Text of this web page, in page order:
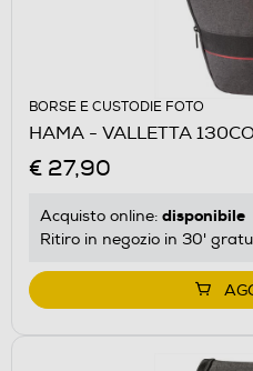
BORSE E CUSTODIE FOTO
HAMA - VALLETTA
€ 27,90
Acquisto online: disponibile
Ritiro in negozio in 30'